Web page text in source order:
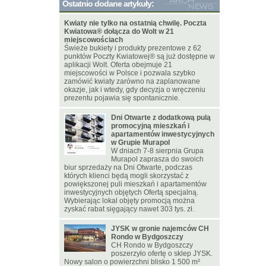
Ostatnio dodane artykuły:
Kwiaty nie tylko na ostatnią chwilę. Poczta
Kwiatowa® dołącza do Wolt w 21
miejscowościach
Świeże bukiety i produkty prezentowe z 62
punktów Poczty Kwiatowej® są już dostępne w
aplikacji Wolt. Oferta obejmuje 21
miejscowości w Polsce i pozwala szybko
zamówić kwiaty zarówno na zaplanowane
okazje, jak i wtedy, gdy decyzja o wręczeniu
prezentu pojawia się spontanicznie.
Dni Otwarte z dodatkową pulą
promocyjną mieszkań i
apartamentów inwestycyjnych
w Grupie Murapol
W dniach 7-8 sierpnia Grupa
Murapol zaprasza do swoich
biur sprzedaży na Dni Otwarte, podczas
których klienci będą mogli skorzystać z
powiększonej puli mieszkań i apartamentów
inwestycyjnych objętych Ofertą specjalną.
Wybierając lokal objęty promocją można
zyskać rabat sięgający nawet 303 tys. zł.
JYSK w gronie najemców CH
Rondo w Bydgoszczy
CH Rondo w Bydgoszczy
poszerzyło ofertę o sklep JYSK.
Nowy salon o powierzchni blisko 1 500 m²